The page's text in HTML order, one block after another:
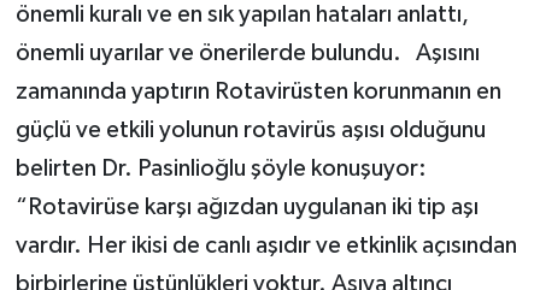
önemli kuralı ve en sık yapılan hataları anlattı,
önemli uyarılar ve önerilerde bulundu. Aşısını
zamanında yaptırın Rotavirüsten korunmanın en
güçlü ve etkili yolunun rotavirüs aşısı olduğunu
belirten Dr. Pasinlioğlu şöyle konuşuyor:
“Rotavirüse karşı ağızdan uygulanan iki tip aşı
vardır. Her ikisi de canlı aşıdır ve etkinlik açısından
birbirlerine üstünlükleri yoktur. Aşıya altıncı